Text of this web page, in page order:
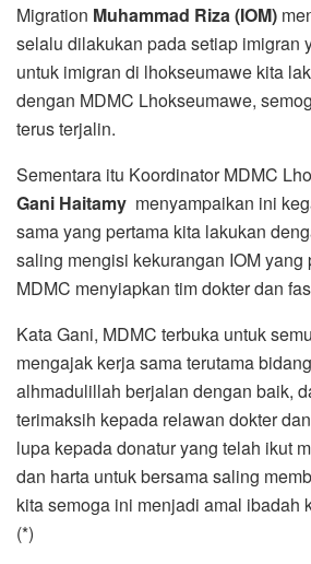
Migration Muhammad Riza (IOM)
selalu dilakukan pada setiap imigran
untuk imigran di lhokseumawe kita
dengan MDMC Lhokseumawe,
terus terjalin.
Sementara itu Koordinator MDMC
Gani Haitamy menyampaikan ini
sama yang pertama kita lakukan
saling mengisi kekurangan IOM yang
MDMC menyiapkan tim dokter dan
Kata Gani, MDMC terbuka untuk
mengajak kerja sama terutama
alhmadulillah berjalan dengan baik,
terimaksih kepada relawan dokter
lupa kepada donatur yang telah ikut
dan harta untuk bersama saling
kita semoga ini menjadi amal ibadah
(*)